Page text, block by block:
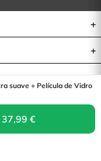
suave + Película de Vidro
37,99 €